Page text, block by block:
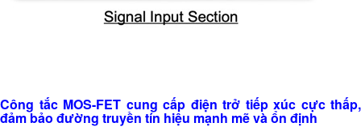
Công tắc MOS-FET cung cấp điện trở tiếp xúc cực thấp,
đảm bảo đường truyền tín hiệu mạnh mẽ và ổn định